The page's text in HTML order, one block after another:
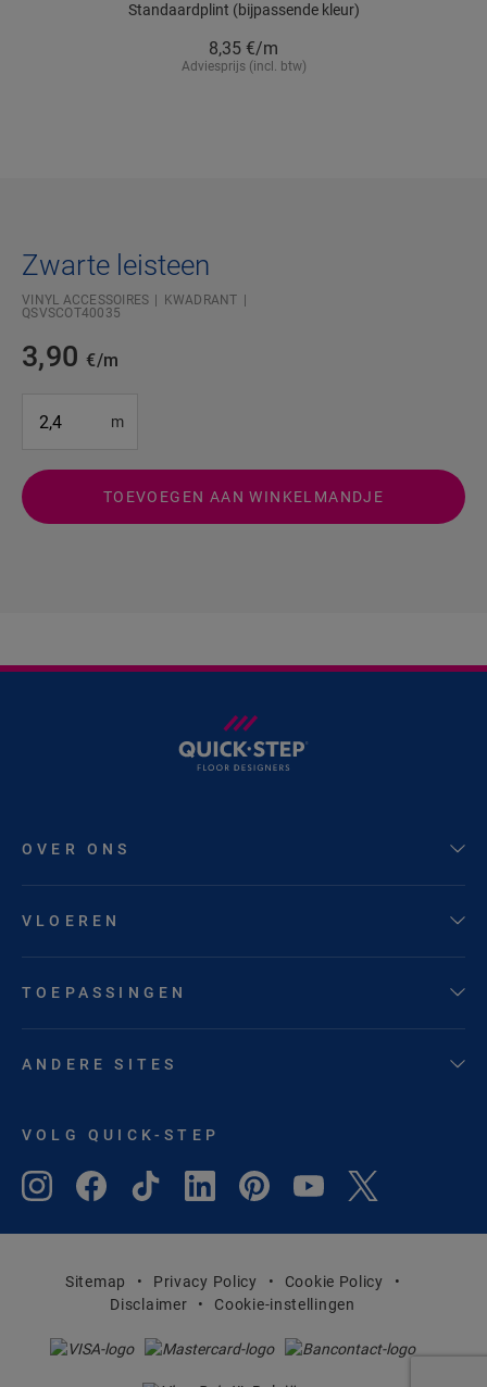
Standaardplint (bijpassende kleur)
8,35 €/m
Adviesprijs (incl. btw)
Zwarte leisteen
VINYL ACCESSOIRES
KWADRANT
QSVSCOT40035
3,90€/m
m
TOEVOEGEN AAN WINKELMANDJE
OVER ONS
VLOEREN
TOEPASSINGEN
ANDERE SITES
VOLG QUICK-STEP
Sitemap Privacy Policy
Cookie Policy
Disclaimer
Cookie-instellingen